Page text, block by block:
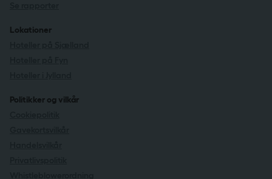
Lokationer
Politikker og vilkår